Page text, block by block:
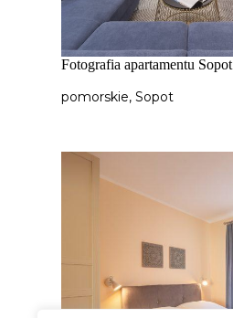
Fotografia apartamentu Sopot
pomorskie,Sopot